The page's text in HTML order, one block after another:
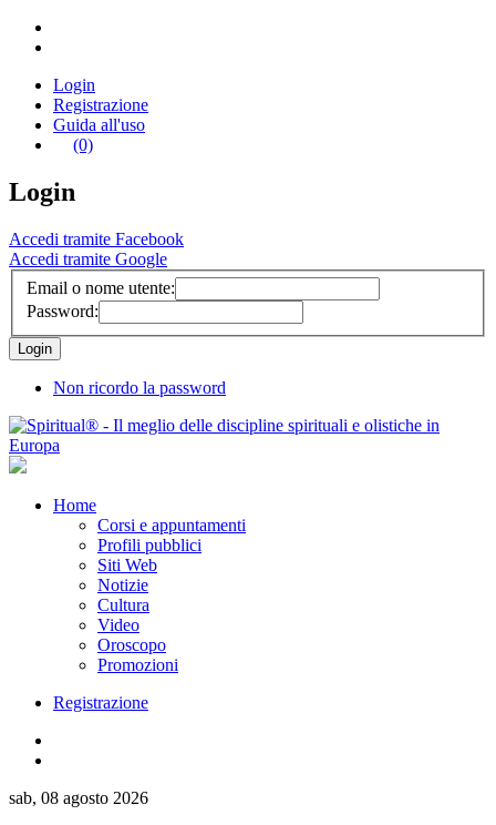
Login
Registrazione
Guida all'uso
(0)
Login
Accedi tramite Facebook
Accedi tramite Google
Email o nome utente:
Password:
Non ricordo la password
Home
Corsi e appuntamenti
Profili pubblici
Siti Web
Notizie
Cultura
Video
Oroscopo
Promozioni
Registrazione
sab, 08 agosto 2026